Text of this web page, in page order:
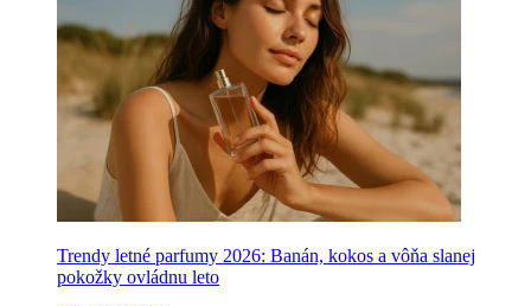
Trendy letné parfumy 2026: Banán, kokos a vôňa slanej
pokožky ovládnu leto